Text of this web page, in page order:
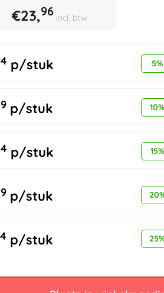
€23,96 incl. btw
p/stuk
p/stuk
p/stuk
p/stuk
p/stuk